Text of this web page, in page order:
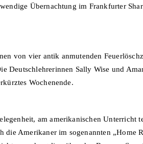
Übernachtung im Frankfurter
von vier antik anmutenden
Deutschlehrerinnen Sally Wise und
Wochenende.
am amerikanischen Unterricht
Amerikaner im sogenannten „Home